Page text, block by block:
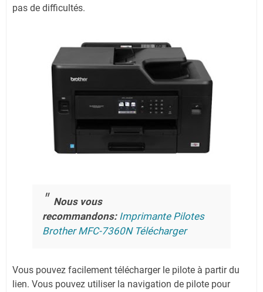
pas de difficultés.
Nous vous
recommandons:Imprimante Pilotes
Brother MFC-7360N Télécharger
Vous pouvez facilement télécharger le pilote à partir du
lien. Vous pouvez utiliser la navigation de pilote pour